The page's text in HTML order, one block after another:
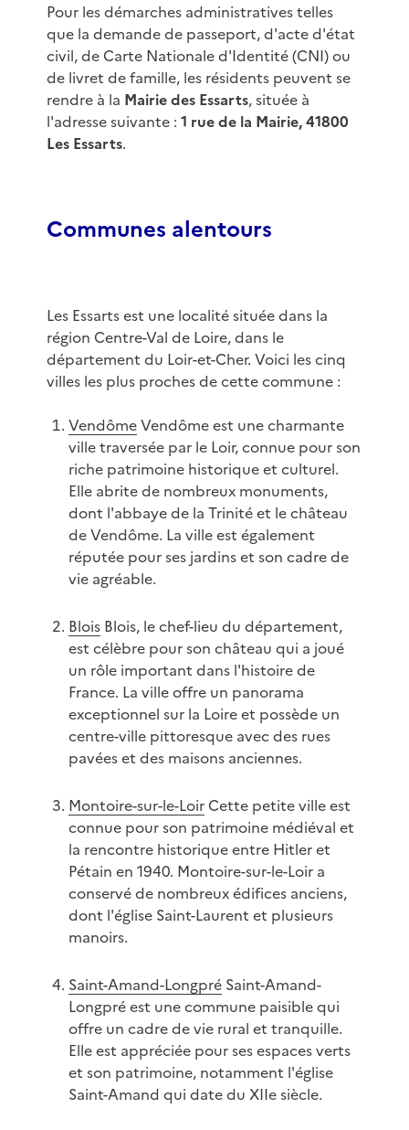
Pour les démarches administratives telles
que la demande de passeport, d'acte d'état
civil, de Carte Nationale d'Identité (CNI) ou
de livret de famille, les résidents peuvent se
rendre à la Mairie des Essarts, située à
l'adresse suivante : 1 rue de la Mairie, 41800
Les Essarts.
Communes alentours
Les Essarts est une localité située dans la
région Centre-Val de Loire, dans le
département du Loir-et-Cher. Voici les cinq
villes les plus proches de cette commune :
VendômeVendôme est une charmante
ville traversée par le Loir, connue pour son
riche patrimoine historique et culturel.
Elle abrite de nombreux monuments,
dont l'abbaye de la Trinité et le château
de Vendôme. La ville est également
réputée pour ses jardins et son cadre de
vie agréable.
BloisBlois, le chef-lieu du département,
est célèbre pour son château qui a joué
un rôle important dans l'histoire de
France. La ville offre un panorama
exceptionnel sur la Loire et possède un
centre-ville pittoresque avec des rues
pavées et des maisons anciennes.
Montoire-sur-le-LoirCette petite ville est
connue pour son patrimoine médiéval et
la rencontre historique entre Hitler et
Pétain en 1940. Montoire-sur-le-Loir a
conservé de nombreux édifices anciens,
dont l'église Saint-Laurent et plusieurs
manoirs.
Saint-Amand-LongpréSaint-Amand-
Longpré est une commune paisible qui
offre un cadre de vie rural et tranquille.
Elle est appréciée pour ses espaces verts
et son patrimoine, notamment l'église
Saint-Amand qui date du XIIe siècle.